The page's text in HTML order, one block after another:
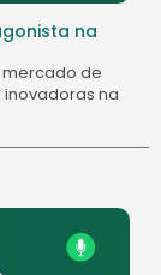
na
de
na